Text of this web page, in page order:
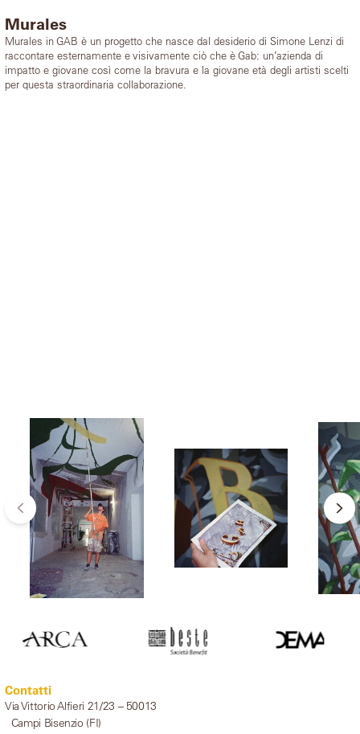
Murales
Murales in GAB è un progetto che nasce dal desiderio di Simone Lenzi di
raccontare esternamente e visivamente ciò che è Gab: un’azienda di
impatto e giovane così come la bravura e la giovane età degli artisti scelti
per questa straordinaria collaborazione.
Contatti
Via Vittorio Alfieri 21/23 – 50013
Campi Bisenzio (FI)